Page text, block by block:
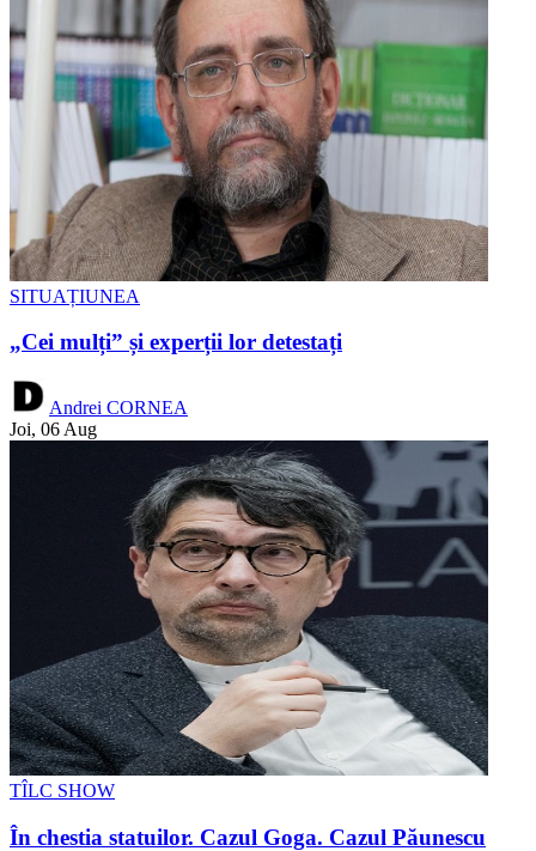
SITUAȚIUNEA
„Cei mulți” și experții lor detestați
Andrei CORNEA
Joi, 06 Aug
TÎLC SHOW
În chestia statuilor. Cazul Goga. Cazul Păunescu